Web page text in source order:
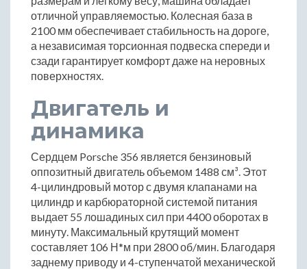
отличной управляемостью. Колесная база в
2100 мм обеспечивает стабильность на дороге,
а независимая торсионная подвеска спереди и
сзади гарантирует комфорт даже на неровных
поверхностях.
Двигатель и
динамика
Сердцем Porsche 356 является бензиновый
оппозитный двигатель объемом 1488 см³. Этот
4-цилиндровый мотор с двумя клапанами на
цилиндр и карбюраторной системой питания
выдает 55 лошадиных сил при 4400 оборотах в
минуту. Максимальный крутящий момент
составляет 106 Н*м при 2800 об/мин. Благодаря
заднему приводу и 4-ступенчатой механической